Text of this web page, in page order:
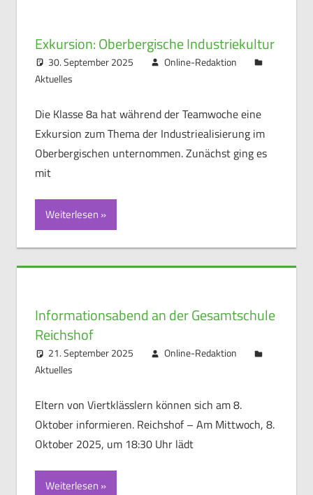
Exkursion: Oberbergische Industriekultur
30. September 2025
Online-Redaktion
Aktuelles
Die Klasse 8a hat während der Teamwoche eine
Exkursion zum Thema der Industriealisierung im
Oberbergischen unternommen. Zunächst ging es
mit
Weiterlesen
Informationsabend an der Gesamtschule
Reichshof
21. September 2025
Online-Redaktion
Aktuelles
Eltern von Viertklässlern können sich am 8.
Oktober informieren. Reichshof – Am Mittwoch, 8.
Oktober 2025, um 18:30 Uhr lädt
Weiterlesen